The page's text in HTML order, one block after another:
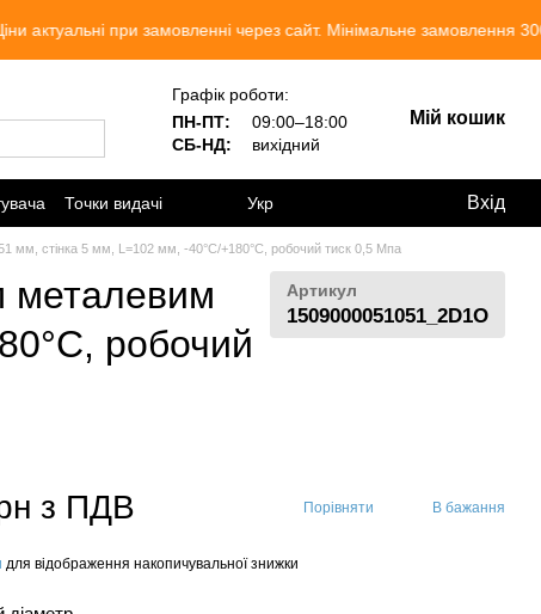
при замовленні через сайт. Мінімальне замовлення 300
Графік роботи:
ПН-ПТ:
09:00–18:00
СБ-НД:
вихідний
Мій кошик
Точки видачі Укр Вхід
мм, стінка 5 мм, L=102 мм, -40°C/+180°C, робочий тиск 0,5 Мпа
металевим
робочий
Артикул
1509000051051_2D1O
з ПДВ Порівняти В бажання
для відображення накопичувальної знижки